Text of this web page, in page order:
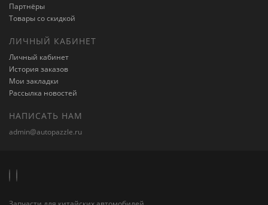
Партнёры
Товары со скидкой
ЛИЧНЫЙ КАБИНЕТ
Личный кабинет
История заказов
Мои закладки
Рассылка новостей
НАПИСАТЬ НАМ
admin@autopazzle.ru